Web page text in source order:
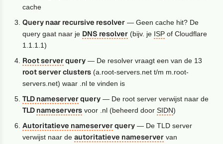
cache
Query naar recursive resolver — Geen cache hit? De
query gaat naar je DNS resolver (bijv. je ISP of Cloudflare
1.1.1.1)
Root serverquery — De resolver vraagt een van de 13
root server clusters (a.root-servers.net t/m m.root-
servers.net) waar .nl te vinden is
TLD nameserverquery — De root server verwijst naar de
TLD nameservers voor .nl (beheerd doorSIDN)
Autoritatieve nameserverquery — De TLD server
verwijst naar deautoritatieve nameserver van